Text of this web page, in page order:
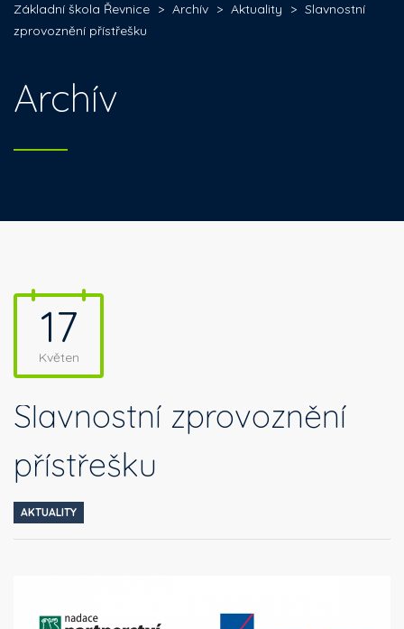
Základní škola Řevnice > Archív > Aktuality > Slavnostní
zprovoznění přístřešku
Archív
17
Květen
Slavnostní zprovoznění
přístřešku
AKTUALITY